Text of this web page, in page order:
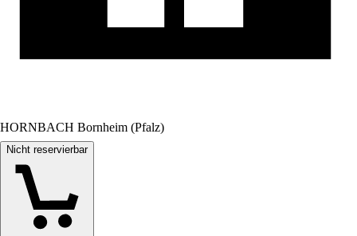
HORNBACH Bornheim (Pfalz)
Nicht reservierbar